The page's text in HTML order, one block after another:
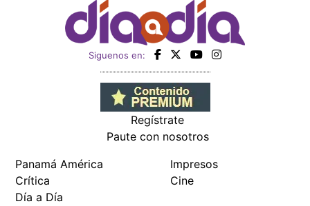
Siguenos en:
Regístrate
Paute con nosotros
Panamá América
Crítica
Día a Día
Impresos
Cine